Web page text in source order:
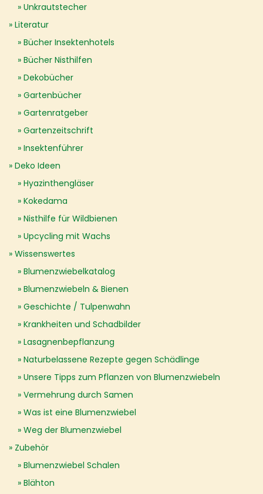
Unkrautstecher
Literatur
Bücher Insektenhotels
Bücher Nisthilfen
Dekobücher
Gartenbücher
Gartenratgeber
Gartenzeitschrift
Insektenführer
Deko Ideen
Hyazinthengläser
Kokedama
Nisthilfe für Wildbienen
Upcycling mit Wachs
Wissenswertes
Blumenzwiebelkatalog
Blumenzwiebeln & Bienen
Geschichte / Tulpenwahn
Krankheiten und Schadbilder
Lasagnenbepflanzung
Naturbelassene Rezepte gegen Schädlinge
Unsere Tipps zum Pflanzen von Blumenzwiebeln
Vermehrung durch Samen
Was ist eine Blumenzwiebel
Weg der Blumenzwiebel
Zubehör
Blumenzwiebel Schalen
Blähton